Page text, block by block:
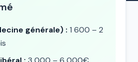
générale) : 1 600 – 2